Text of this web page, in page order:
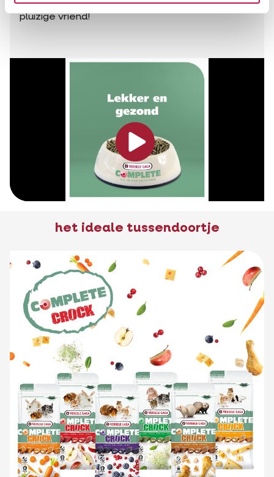
bewaarmiddelen. En jij krijgt meer liefde van je
pluizige vriend!
het ideale tussendoortje